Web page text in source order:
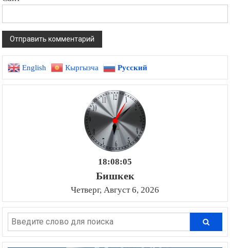
English Кыргызча Русский
18:08:06
Бишкек
Четверг, Август 6, 2026